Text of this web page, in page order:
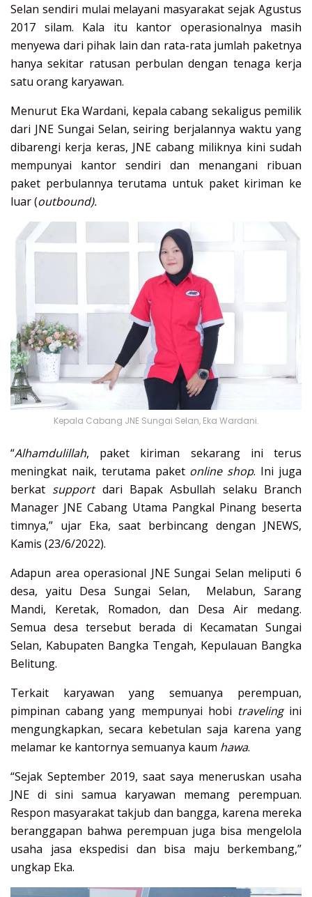
Selan sendiri mulai melayani masyarakat sejak Agustus
2017 silam. Kala itu kantor operasionalnya masih
menyewa dari pihak lain dan rata-rata jumlah paketnya
hanya sekitar ratusan perbulan dengan tenaga kerja
satu orang karyawan.
Menurut Eka Wardani, kepala cabang sekaligus pemilik
dari JNE Sungai Selan, seiring berjalannya waktu yang
dibarengi kerja keras, JNE cabang miliknya kini sudah
mempunyai kantor sendiri dan menangani ribuan
paket perbulannya terutama untuk paket kiriman ke
luar (outbound).
Kepala Cabang JNE Sungai Selan, Eka Wardani.
“Alhamdulillah, paket kiriman sekarang ini terus
meningkat naik, terutama paket online shop. Ini juga
berkat supportdari Bapak Asbullah selaku Branch
Manager JNE Cabang Utama Pangkal Pinang beserta
timnya,” ujar Eka, saat berbincang dengan JNEWS,
Kamis (23/6/2022).
Adapun area operasional JNE Sungai Selan meliputi 6
desa, yaitu Desa Sungai Selan, Melabun, Sarang
Mandi, Keretak, Romadon, dan Desa Air medang.
Semua desa tersebut berada di Kecamatan Sungai
Selan, Kabupaten Bangka Tengah, Kepulauan Bangka
Belitung.
Terkait karyawan yang semuanya perempuan,
pimpinan cabang yang mempunyai hobi travelingini
mengungkapkan, secara kebetulan saja karena yang
melamar ke kantornya semuanya kaum hawa.
“Sejak September 2019, saat saya meneruskan usaha
JNE di sini samua karyawan memang perempuan.
Respon masyarakat takjub dan bangga, karena mereka
beranggapan bahwa perempuan juga bisa mengelola
usaha jasa ekspedisi dan bisa maju berkembang,”
ungkap Eka.